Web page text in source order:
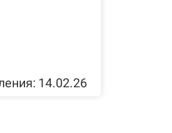
14.02.26